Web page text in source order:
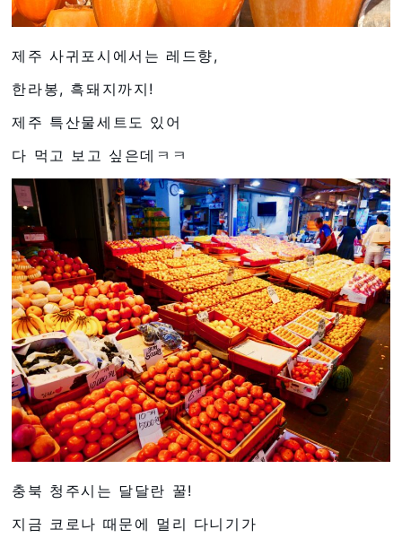
제주 사귀포시에서는 레드향,
한라봉, 흑돼지까지!
제주 특산물세트도 있어
다 먹고 보고 싶은데ㅋㅋ
충북 청주시는 달달란 꿀!
지금 코로나 때문에 멀리 다니기가